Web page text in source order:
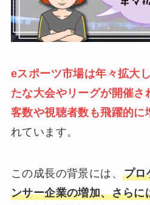
eスポーツ市場は年々拡大
たな大会やリーグが開催さ
客数や視聴者数も飛躍的に
れています。
この成長の背景には、 プロ
ンサー企業の増加、さらに